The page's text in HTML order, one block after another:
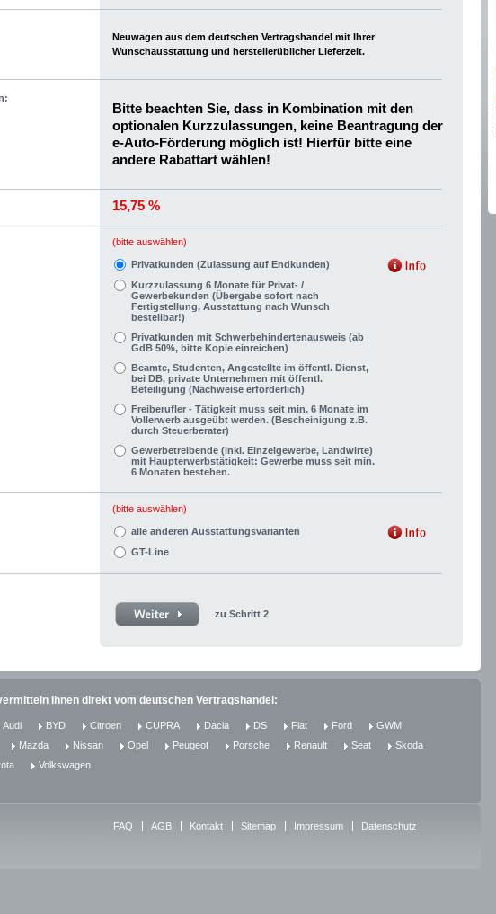
Neuwagen aus dem deutschen Vertragshandel mit Ihrer
Wunschausstattung und herstellerüblicher Lieferzeit.
Bitte beachten Sie, dass in Kombination mit den
optionalen Kurzzulassungen, keine Beantragung der
e-Auto-Förderung möglich ist! Hierfür bitte eine
andere Rabattart wählen!
15,75 %
(bitte auswählen)
Privatkunden (Zulassung auf Endkunden)
Kurzzulassung 6 Monate für Privat- /
Gewerbekunden (Übergabe sofort nach
Fertigstellung, Ausstattung nach Wunsch
bestellbar!)
Privatkunden mit Schwerbehindertenausweis (ab
GdB 50%, bitte Kopie einreichen)
Beamte, Studenten, Angestellte im öffentl. Dienst,
bei DB, private Unternehmen mit öffentl.
Beteiligung (Nachweise erforderlich)
Freiberufler - Tätigkeit muss seit min. 6 Monate im
Vollerwerb ausgeübt werden. (Bescheinigung z.B.
durch Steuerberater)
Gewerbetreibende (inkl. Einzelgewerbe, Landwirte)
mit Haupterwerbstätigkeit: Gewerbe muss seit min.
6 Monaten bestehen.
(bitte auswählen)
alle anderen Ausstattungsvarianten
GT-Line
zu Schritt 2
Ihnen direkt vom deutschen Vertragshandel:
Audi BYD Citroen CUPRA Dacia DS Fiat Ford
GWM
Mazda Nissan Opel Peugeot Porsche Renault Seat
Skoda
Volkswagen
FAQ AGB Kontakt Sitemap Impressum Datenschutz